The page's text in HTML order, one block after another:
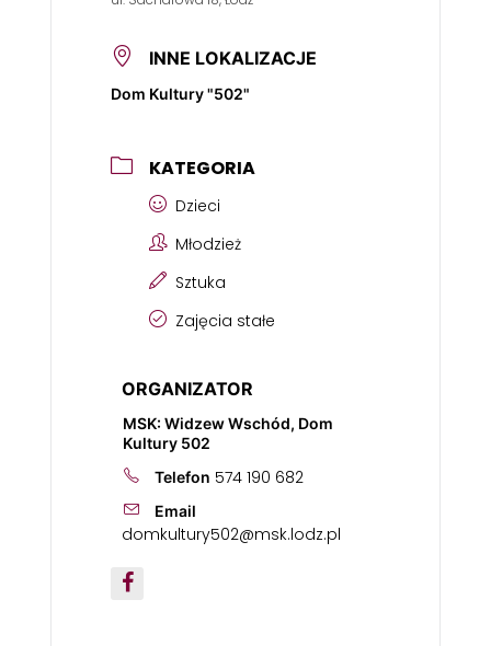
INNE LOKALIZACJE
Dom Kultury "502"
KATEGORIA
Dzieci
Młodzież
Sztuka
Zajęcia stałe
ORGANIZATOR
MSK: Widzew Wschód, Dom
Kultury 502
Telefon 574 190 682
Email
domkultury502@msk.lodz.pl